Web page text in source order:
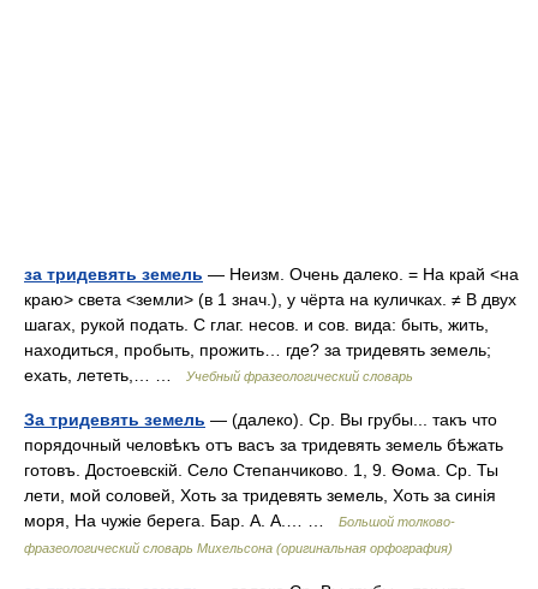
за тридевять земель — Неизм. Очень далеко. = На край <на
краю> света <земли> (в 1 знач.), у чёрта на куличках. ≠ В двух
шагах, рукой подать. С глаг. несов. и сов. вида: быть, жить,
находиться, пробыть, прожить… где? за тридевять земель;
ехать, лететь,… …
Учебный фразеологический словарь
За тридевять земель — (далеко). Ср. Вы грубы... такъ что
порядочный человѣкъ отъ васъ за тридевять земель бѣжать
готовъ. Достоевскій. Село Степанчиково. 1, 9. Ѳома. Ср. Ты
лети, мой соловей, Хоть за тридевять земель, Хоть за синія
моря, На чужіе берега. Бар. А. А.… …
Большой толково-
фразеологический словарь Михельсона (оригинальная орфография)